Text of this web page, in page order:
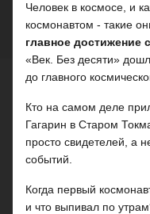
Человек в космосе, и
космонавтом - такие
главное достижение
«Век. Без десяти»
до главного
Кто на самом деле
Гагарин в Старом
просто свидетелей, а
событий.
Когда первый
и что выпивал по